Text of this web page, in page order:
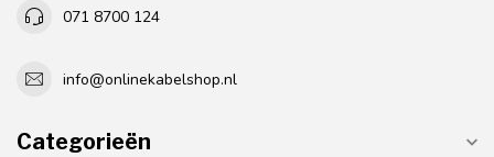
071 8700 124
info@onlinekabelshop.nl
Categorieën